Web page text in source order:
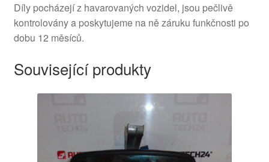
Díly pocházejí z havarovaných vozidel, jsou pečlivě
kontrolovány a poskytujeme na ně záruku funkčnosti po
dobu 12 měsíců.
Související produkty